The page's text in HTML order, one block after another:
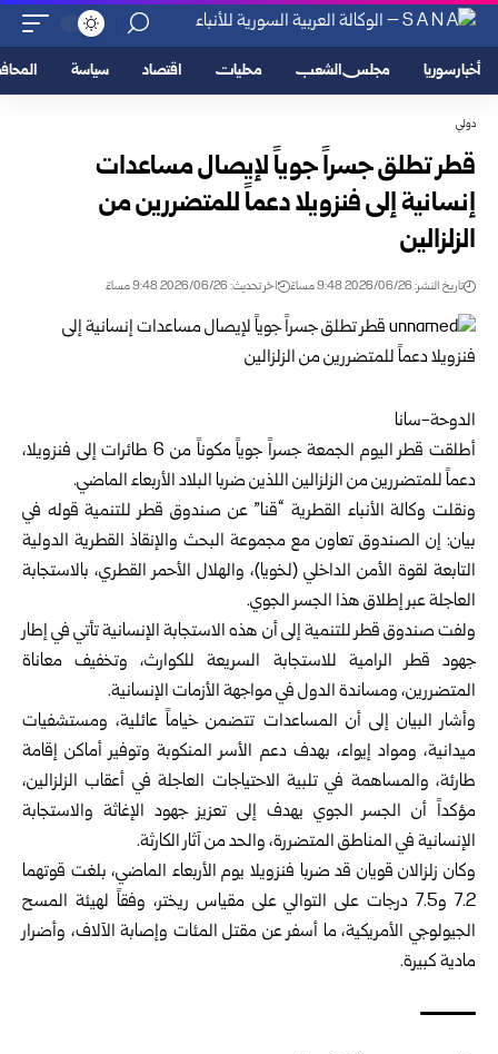
أخبار سوريا مجلس الشعب محليات اقتصاد سياسة
دولي
قطر تطلق جسراً جوياً لإيصال مساعدات
إنسانية إلى فنزويلا دعماً للمتضررين من
الزلزالين
تاريخ النشر: 2026/06/26 9:48 مساءً اخر تحديث: 2026/06/26 9:48 مساءً
الدوحة-سانا
أطلقت قطر اليوم الجمعة جسراً جوياً مكوناً من 6 طائرات إلى فنزويلا،
دعماً للمتضررين من الزلزالين اللذين ضربا البلاد الأربعاء الماضي.
ونقلت وكالة الأنباء القطرية “قنا” عن صندوق قطر للتنميةقوله في
بيان: إن الصندوق تعاون مع مجموعة البحث والإنقاذ القطرية الدولية
التابعة لقوة الأمن الداخلي (لخويا)، والهلال الأحمر القطري، بالاستجابة
العاجلة عبر إطلاق هذا الجسر الجوي.
ولفت صندوق قطر للتنمية إلى أن هذه الاستجابة الإنسانية تأتي في إطار
جهود قطر الرامية للاستجابة السريعة للكوارث، وتخفيف معاناة
المتضررين، ومساندة الدول في مواجهة الأزمات الإنسانية.
وأشار البيان إلى أن المساعدات تتضمن خياماً عائلية، ومستشفيات
ميدانية، ومواد إيواء، بهدف دعم الأسر المنكوبة وتوفير أماكن إقامة
طارئة، والمساهمة في تلبية الاحتياجات العاجلة في أعقاب الزلزالين،
مؤكداً أن الجسر الجوي يهدف إلى تعزيز جهود الإغاثة والاستجابة
الإنسانية في المناطق المتضررة، والحد من آثار الكارثة.
وكان زلزالان قويان قد ضربا فنزويلا يوم الأربعاء الماضي، بلغت قوتهما
7.2 و7.5 درجات على التوالي على مقياس ريختر، وفقاً لهيئة المسح
الجيولوجي الأمريكية، ما أسفر عن مقتل المئات وإصابة الآلاف، وأضرار
مادية كبيرة.